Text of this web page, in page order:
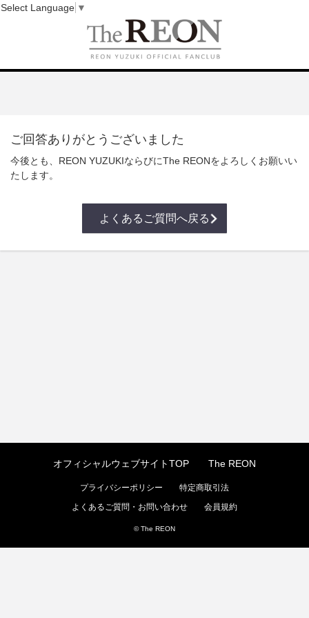
ご回答ありがとうございました
今後とも、REON YUZUKIならびにThe REONをよろしくお願いい
たします。
よくあるご質問へ戻る
オフィシャルウェブサイトTOP The REON
プライバシーポリシー
特定商取引法
よくあるご質問・お問い合わせ
会員規約
© The REON
Select Language ▼